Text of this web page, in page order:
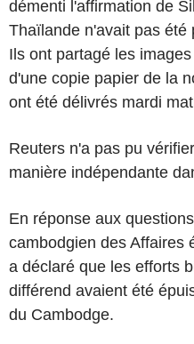
démenti l'affirmation de
Thaïlande n'avait pas été
Ils ont partagé les
d'une copie papier de la
ont été délivrés mardi
Reuters n'a pas pu
manière indépendante
En réponse aux
cambodgien des Affaires
a déclaré que les efforts
différend avaient été
du Cambodge.